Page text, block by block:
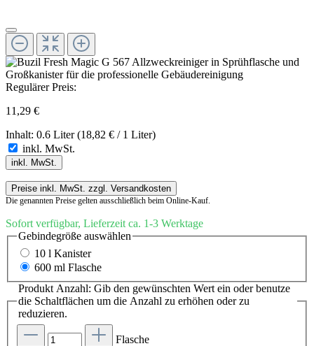
Regulärer Preis:
11,29 €
Inhalt: 0.6 Liter(18,82 € / 1 Liter)
inkl. MwSt.
inkl. MwSt.
Preise inkl. MwSt. zzgl. Versandkosten
Die genannten Preise gelten ausschließlich beim Online-Kauf.
Sofort verfügbar, Lieferzeit ca. 1-3 Werktage
Gebindegröße auswählen
10 l Kanister
600 ml Flasche
Produkt Anzahl: Gib den gewünschten Wert ein oder benutze
die Schaltflächen um die Anzahl zu erhöhen oder zu
reduzieren.
Flasche